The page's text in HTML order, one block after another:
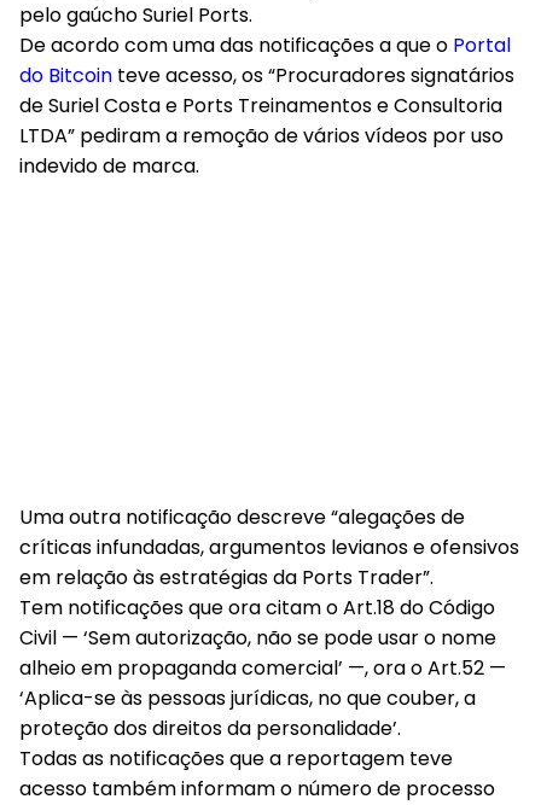
pelo gaúcho Suriel Ports.
De acordo com uma das notificações a que o Portal
do Bitcoin teve acesso, os “Procuradores signatários
de Suriel Costa e Ports Treinamentos e Consultoria
LTDA” pediram a remoção de vários vídeos por uso
indevido de marca.
Uma outra notificação descreve “alegações de
críticas infundadas, argumentos levianos e ofensivos
em relação às estratégias da Ports Trader”.
Tem notificações que ora citam o Art.18 do Código
Civil — ‘Sem autorização, não se pode usar o nome
alheio em propaganda comercial’ —, ora o Art.52 —
‘Aplica-se às pessoas jurídicas, no que couber, a
proteção dos direitos da personalidade’.
Todas as notificações que a reportagem teve
acesso também informam o número de processo